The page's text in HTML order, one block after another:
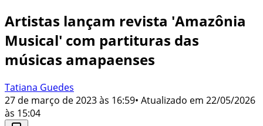
Artistas lançam revista 'Amazônia
Musical' com partituras das
músicas amapaenses
Tatiana Guedes
27 de março de 2023 às 16:59• Atualizado em 22/05/2026
às 15:04